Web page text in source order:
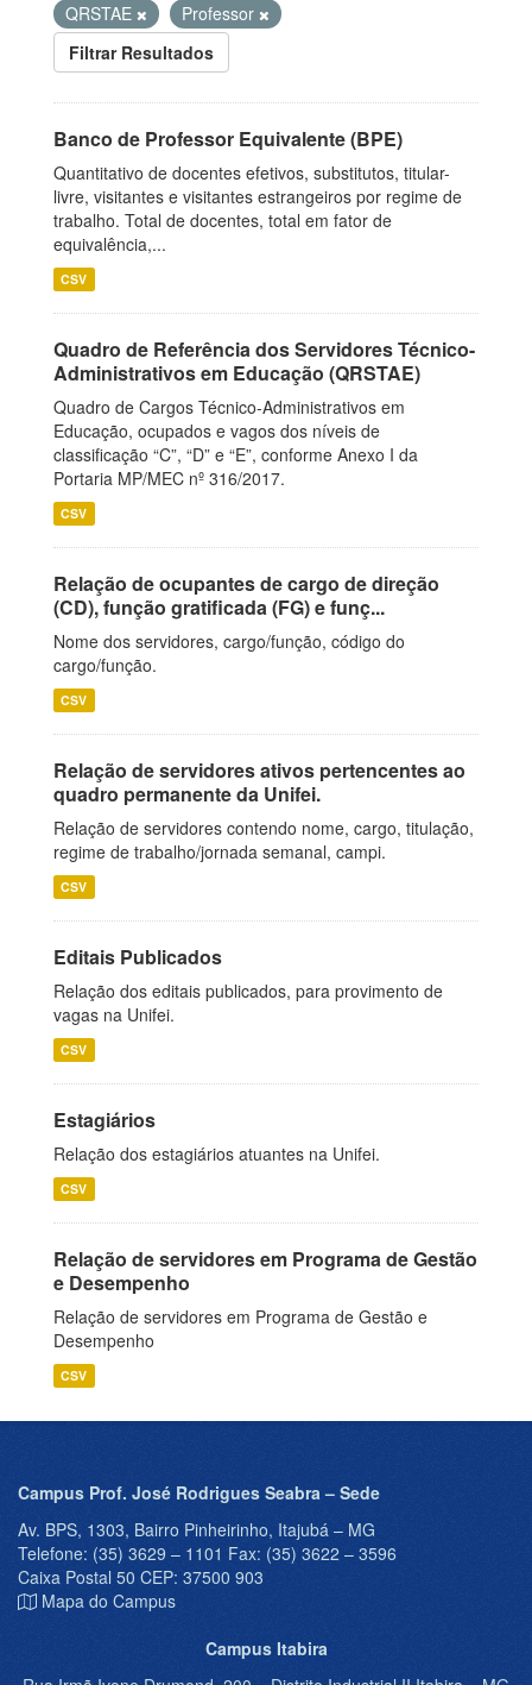
QRSTAE
Professor
Filtrar Resultados
Banco de Professor Equivalente (BPE)
Quantitativo de docentes efetivos, substitutos, titular-
livre, visitantes e visitantes estrangeiros por regime de
trabalho. Total de docentes, total em fator de
equivalência,...
CSV
Quadro de Referência dos Servidores Técnico-
Administrativos em Educação (QRSTAE)
Quadro de Cargos Técnico-Administrativos em
Educação, ocupados e vagos dos níveis de
classificação “C”, “D” e “E”, conforme Anexo I da
Portaria MP/MEC nº 316/2017.
CSV
Relação de ocupantes de cargo de direção
(CD), função gratificada (FG) e funç...
Nome dos servidores, cargo/função, código do
cargo/função.
CSV
Relação de servidores ativos pertencentes ao
quadro permanente da Unifei.
Relação de servidores contendo nome, cargo, titulação,
regime de trabalho/jornada semanal, campi.
CSV
Editais Publicados
Relação dos editais publicados, para provimento de
vagas na Unifei.
CSV
Estagiários
Relação dos estagiários atuantes na Unifei.
CSV
Relação de servidores em Programa de Gestão
e Desempenho
Relação de servidores em Programa de Gestão e
Desempenho
CSV
Campus Prof. José Rodrigues Seabra – Sede
Av. BPS, 1303, Bairro Pinheirinho, Itajubá – MG
Telefone: (35) 3629 – 1101 Fax: (35) 3622 – 3596
Caixa Postal 50 CEP: 37500 903
Mapa do Campus
Campus Itabira